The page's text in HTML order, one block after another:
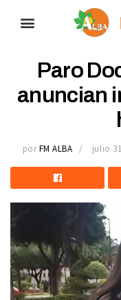
Paro
anuncian
por FM ALBA julio